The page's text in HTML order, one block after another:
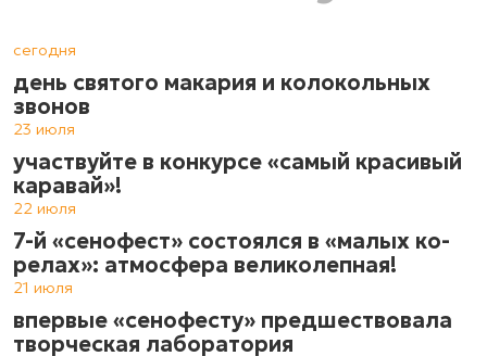
сегодня
день святого макария и колокольных
звонов
23 июля
участвуйте в конкурсе «самый красивый
каравай»!
22 июля
7-й «сенофест» состоялся в «ма­лых ко­
ре­лах»: атмос­фе­ра ве­ли­ко­леп­ная!
21 июля
впервые «сенофесту» предшествовала
творческая лаборатория